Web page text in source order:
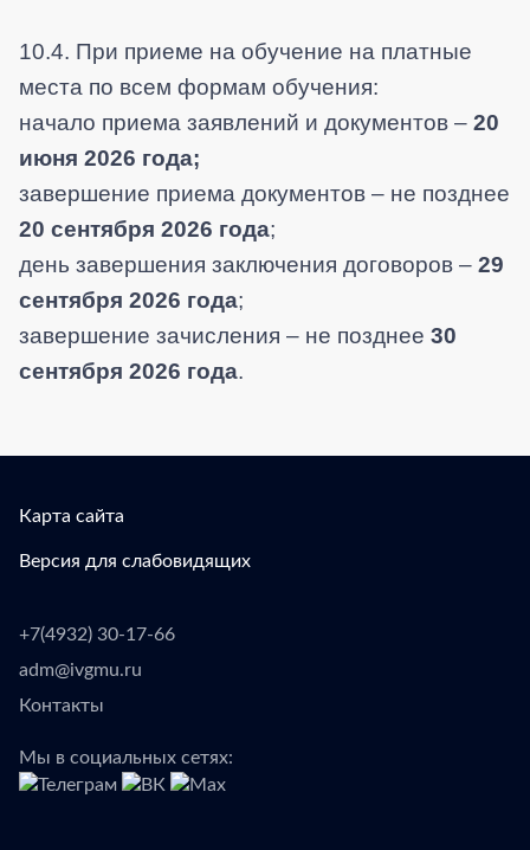
10.4. При приеме на обучение на платные
места по всем формам обучения:
начало приема заявлений и документов – 20
июня 2026 года;
завершение приема документов – не позднее
20 сентября 2026 года;
день завершения заключения договоров – 29
сентября 2026 года;
завершение зачисления – не позднее 30
сентября 2026 года.
Карта сайта
Версия для слабовидящих
+7(4932) 30-17-66
adm@ivgmu.ru
Контакты
Мы в социальных сетях: